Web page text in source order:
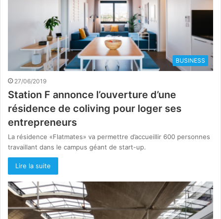
BUSINESS
27/06/2019
Station F annonce l’ouverture d’une
résidence de coliving pour loger ses
entrepreneurs
La résidence «Flatmates» va permettre d’accueillir 600 personnes
travaillant dans le campus géant de start-up.
Lire la suite